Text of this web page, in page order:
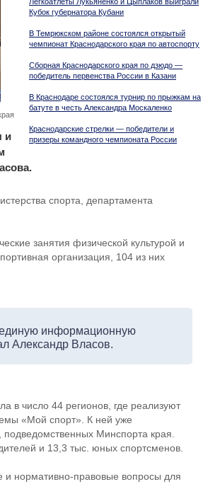
Кубок губернатора Кубани
В Темрюкском районе состоялся открытый
чемпионат Краснодарского края по автоспорту
Сборная Краснодарского края по дзюдо —
победитель первенства России в Казани
В Краснодаре состоялся турнир по прыжкам на
батуте в честь Александра Москаленко
Краснодарские стрелки — победители и
призеры командного чемпионата России
и
спорта, департамента
занятия физической культурой и
организация, 104 из них
единую информационную
Александр Власов.
в число 44 регионов, где реализуют
«Мой спорт». К ней уже
Минспорта края.
и 13,3 тыс. юных спортсменов.
и нормативно-правовые вопросы для